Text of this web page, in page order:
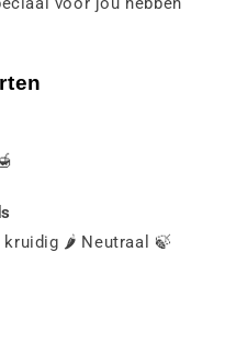
🌶️ Neutraal 🍃